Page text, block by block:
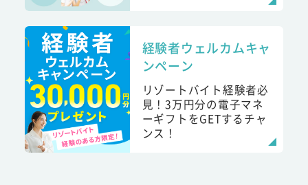
経験者ウェルカムキャ
ンペーン
リゾートバイト経験者必
見！3万円分の電子マネ
ーギフトをGETするチャ
ンス！